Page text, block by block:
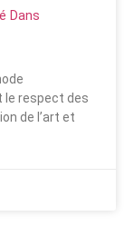
Dans
le respect des
de l’art et